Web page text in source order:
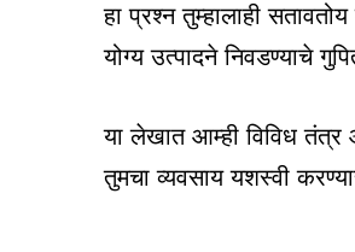
हा प्रश्न तुम्हालाही
योग्य उत्पादने निवडण्याचे
या लेखात आम्ही विविध तंत्र
तुमचा व्यवसाय यशस्वी